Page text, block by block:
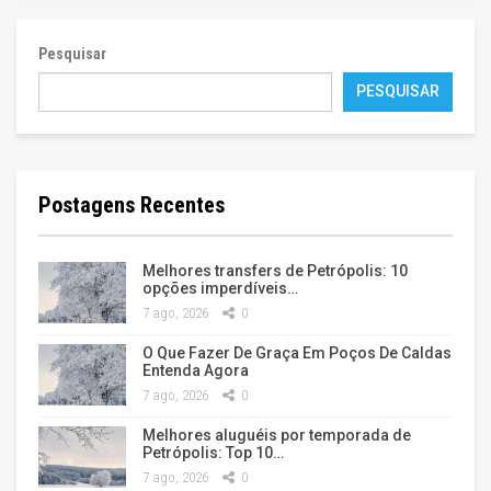
Pesquisar
PESQUISAR
Postagens Recentes
Melhores transfers de Petrópolis: 10
opções imperdíveis…
7 ago, 2026 0
O Que Fazer De Graça Em Poços De Caldas
Entenda Agora
7 ago, 2026 0
Melhores aluguéis por temporada de
Petrópolis: Top 10…
7 ago, 2026 0